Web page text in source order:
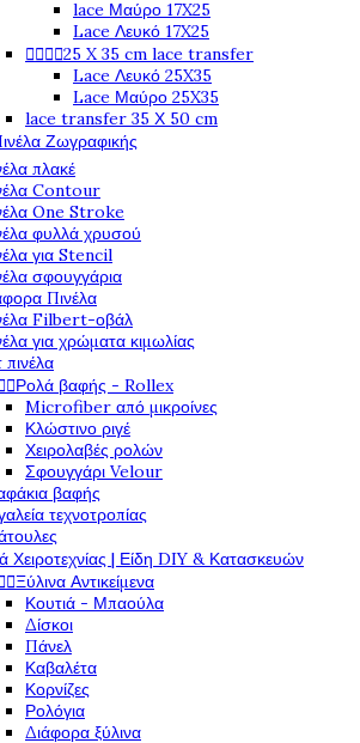
lace Μαύρο 17X25
Lace Λευκό 17X25
25 X 35 cm lace transfer
Lace Λευκό 25X35
Lace Μαύρο 25X35
lace transfer 35 Χ 50 cm
Ζωγραφικής
πλακέ
Contour
One Stroke
φυλλά χρυσού
για Stencil
σφουγγάρια
Πινέλα
Filbert-οβάλ
για χρώματα κιμωλίας
πινέλα
Ρολά βαφής - Rollex
Microfiber από μικροίνες
Κλώστινο ριγέ
Χειρολαβές ρολών
Σφουγγάρι Velour
βαφής
τεχνοτροπίας
Χειροτεχνίας | Είδη DIY & Κατασκευών
Ξύλινα Αντικείμενα
Κουτιά - Μπαούλα
Δίσκοι
Πάνελ
Καβαλέτα
Κορνίζες
Ρολόγια
Διάφορα ξύλινα